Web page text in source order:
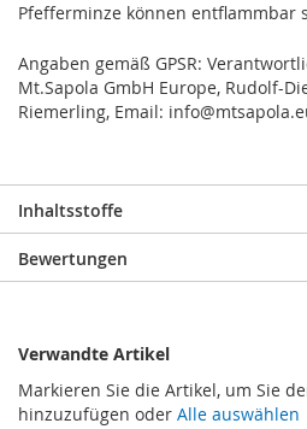
Pfefferminze können entflammbar
Angaben gemäß GPSR:
Mt.Sapola GmbH Europe, Rudolf-
Riemerling, Email:
Inhaltsstoffe
Bewertungen
Verwandte Artikel
Markieren Sie die Artikel, um Sie
hinzuzufügen oder Alle auswählen